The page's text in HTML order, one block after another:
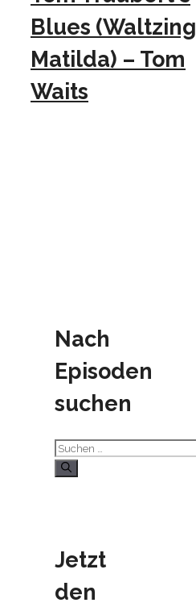
Blues (Waltzing
Matilda) – Tom
Waits
Nach
Episoden
suchen
Suchen
nach:
Jetzt
den